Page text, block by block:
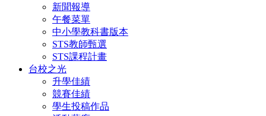
新聞報導
午餐菜單
中小學教科書版本
STS教師甄選
STS課程計畫
台校之光
升學佳績
競賽佳績
學生投稿作品